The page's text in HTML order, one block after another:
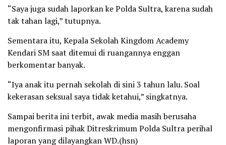
“Saya juga sudah laporkan ke Polda Sultra, karena sudah
tak tahan lagi,” tutupnya.
Sementara itu, Kepala Sekolah Kingdom Academy
Kendari SM saat ditemui di ruangannya enggan
berkomentar banyak.
“Iya anak itu pernah sekolah di sini 3 tahun lalu. Soal
kekerasan seksual saya tidak ketahui,” singkatnya.
Sampai berita ini terbit, awak media masih berusaha
mengonfirmasi pihak Ditreskrimum Polda Sultra perihal
laporan yang dilayangkan WD.(hsn)